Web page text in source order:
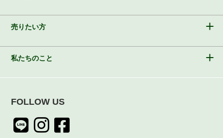
売りたい方
私たちのこと
FOLLOW US